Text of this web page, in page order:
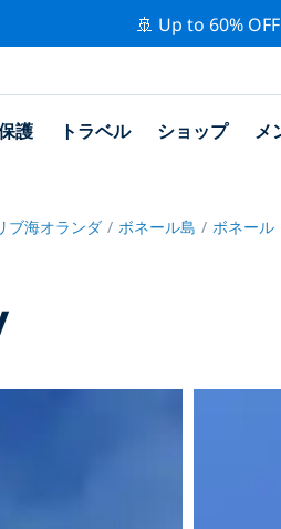
🚢 Up to 60%
護 トラベル ショップ メ
ブ海オランダ ボネール島 ボネール